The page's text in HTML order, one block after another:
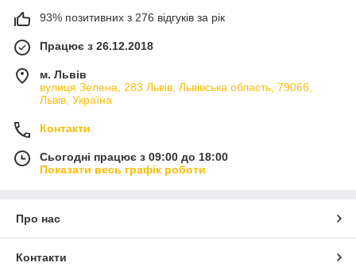
93% позитивних з 276 відгуків за рік
Працює з 26.12.2018
м. Львів
вулиця Зелена, 283 Львів, Львівська область, 79066,
Львів, Україна
Контакти
Сьогодні працює з 09:00 до 18:00
Показати весь графік роботи
Про нас
Контакти